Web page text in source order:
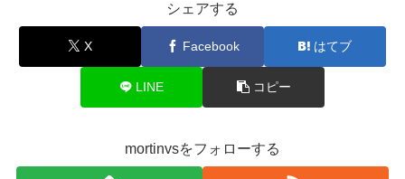
シェアする
X Facebook はてブ
LINE コピー
mortinvsをフォローする